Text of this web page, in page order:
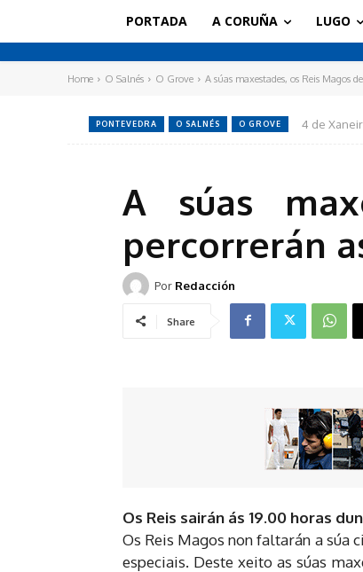
PORTADA A CORUÑA LUGO
Home O Salnés O Grove A súas maxestades, os Reis Magos
PONTEVEDRA O SALNÉS O GROVE 4 de
A súas
percorrerán
Por Redacción
Share
Os Reis sairán ás 19.00 horas
Os Reis Magos non faltarán a súa
especiais. Deste xeito as súas